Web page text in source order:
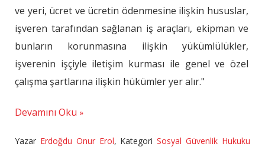
ve yeri, ücret ve ücretin ödenmesine ilişkin hususlar,
işveren tarafından sağlanan iş araçları, ekipman ve
bunların korunmasına ilişkin yükümlülükler,
işverenin işçiyle iletişim kurması ile genel ve özel
çalışma şartlarına ilişkin hükümler yer alır."
Devamını Oku
Yazar Erdoğdu Onur Erol, Kategori Sosyal Güvenlik Hukuku